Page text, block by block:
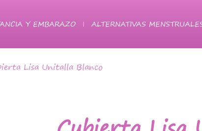
Y EMBARAZO ALTERNATIVAS
Lisa Unitalla Blanco